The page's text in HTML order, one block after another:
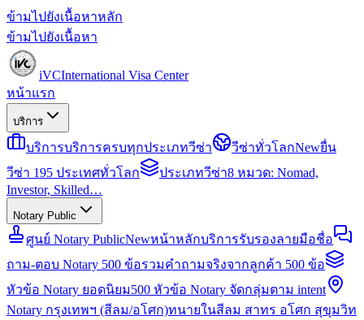
ข้ามไปยังเนื้อหาหลัก
ข้ามไปยังเนื้อหา
iVCInternational Visa Center
หน้าแรก
บริการ
บริการบริการครบทุกประเภทวีซ่า วีซ่าทั่วโลกNewยื่น
วีซ่า 195 ประเทศทั่วโลก
ประเภทวีซ่า8 หมวด: Nomad,
Investor, Skilled…
Notary Public
ศูนย์ Notary PublicNewหน้าหลักบริการรับรองลายมือชื่อ
ถาม-ตอบ Notary 500 ข้อรวมคำถามจริงจากลูกค้า 500 ข้อ
หัวข้อ Notary ยอดนิยม500 หัวข้อ Notary จัดกลุ่มตาม intent
Notary กรุงเทพฯ (สีลม/อโศก)ทนายในสีลม สาทร อโศก สุขุมวิท